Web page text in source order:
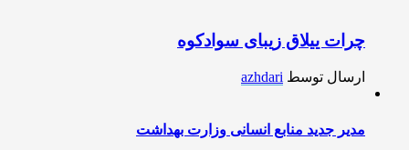
چرات ییلاق زیبای سوادکوه
ارسال توسط azhdari
مدیر جدید منابع انسانی وزارت بهداشت